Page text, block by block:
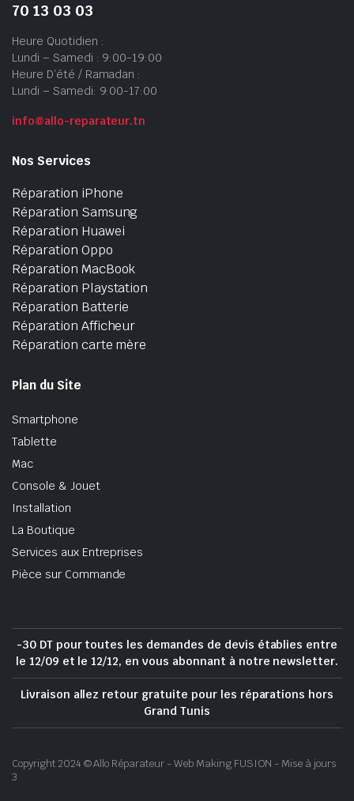
70 13 03 03
Heure Quotidien :
Lundi – Samedi : 9:00-19:00
Heure D’été / Ramadan :
Lundi – Samedi: 9:00-17:00
info@allo-reparateur.tn
Nos Services
Réparation iPhone
Réparation Samsung
Réparation Huawei
Réparation Oppo
Réparation MacBook
Réparation Playstation
Réparation Batterie
Réparation Afficheur
Réparation carte mère
Plan du Site
Smartphone
Tablette
Mac
Console & Jouet
Installation
La Boutique
Services aux Entreprises
Pièce sur Commande
-30 DT pour toutes les demandes de devis établies entre
le 12/09 et le 12/12, en vous abonnant à notre newsletter.
Livraison allez retour gratuite pour les réparations hors
Grand Tunis
Copyright 2024 © Allo Réparateur - Web Making FUSION - Mise à jours
3